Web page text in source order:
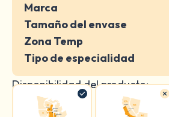
Marca
Tamaño del envase
Zona Temp
Tipo de especialidad
Disponibilidad del producto: